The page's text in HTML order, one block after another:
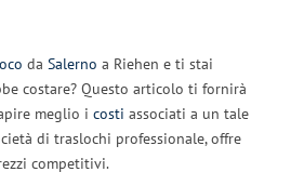
da Salerno a Riehen e ti stai
costare? Questo articolo ti fornirà
meglio i costi associati a un tale
di traslochi professionale, offre
competitivi.